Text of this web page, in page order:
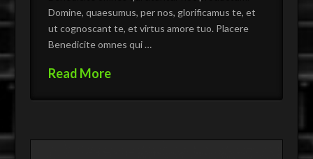
Domine, quaesumus, per nos, glorificamus te, et
ut cognoscant te, et virtus amore tuo. Placere
Benedicite omnes qui …
Read More